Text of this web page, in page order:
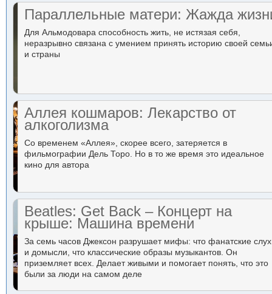
Параллельные матери: Жажда
Для Альмодовара способность жить, не истязая себя,
неразрывно связана с умением принять историю своей
и страны
Аллея кошмаров: Лекарство от
алкоголизма
Со временем «Аллея», скорее всего, затеряется в
фильмографии Дель Торо. Но в то же время это идеальное
кино для автора
Beatles: Get Back – Концерт на
крыше: Машина времени
За семь часов Джексон разрушает мифы: что фанатские
и домысли, что классические образы музыкантов. Он
приземляет всех. Делает живыми и помогает понять, что это
были за люди на самом деле